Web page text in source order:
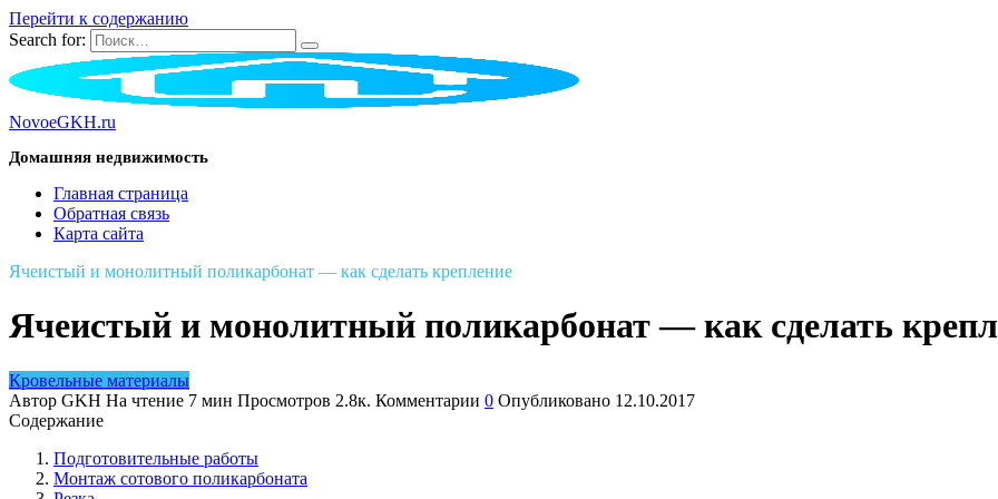
Перейти к содержанию
Search for:
NovoeGKH.ru
Домашняя недвижимость
Главная страница
Обратная связь
Карта сайта
Ячеистый и монолитный поликарбонат — как сделать крепление
Ячеистый и монолитный поликарбонат — как сделать
Кровельные материалы
Автор GKH На чтение 7 мин Просмотров 2.8к. Комментарии 0 Опубликовано 12.10.2017
Содержание
Подготовительные работы
Монтаж сотового поликарбоната